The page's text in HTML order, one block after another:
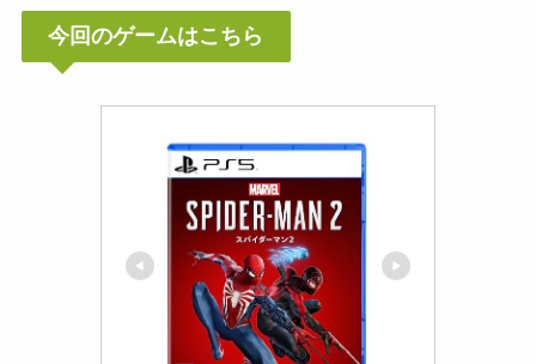
今回のゲームはこちら